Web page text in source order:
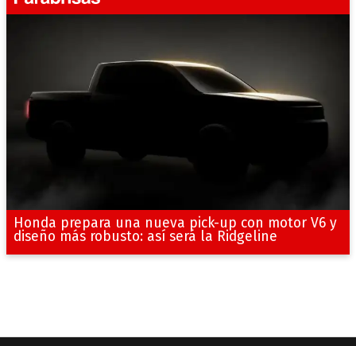
Honda prepara una nueva pick-up con motor V6 y
diseño más robusto: así será la Ridgeline